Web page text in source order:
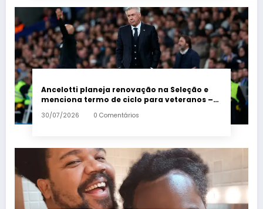
Ancelotti planeja renovação na Seleção e
menciona termo de ciclo para veteranos –
Em Dia ES
30/07/2026 0 Comentários